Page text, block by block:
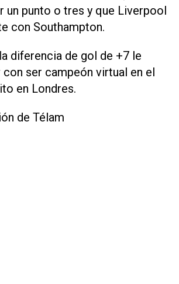
un punto o tres y que Liverpool
con Southampton.
diferencia de gol de +7 le
ser campeón virtual en el
en Londres.
de Télam